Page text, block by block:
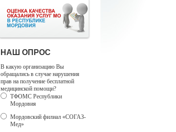
НАШ ОПРОС
В какую организацию Вы
обращались в случае нарушения
прав на получение бесплатной
медицинской помощи?
ТФОМС Республики
Мордовия
Мордовский филиал «СОГАЗ-
Мед»